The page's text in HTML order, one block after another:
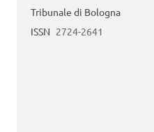
Tribunale di Bologna
ISSN 2724-2641